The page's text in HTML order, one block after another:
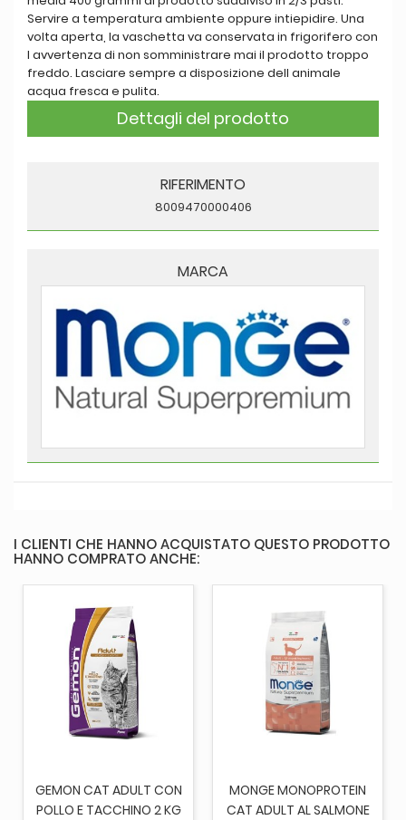
Servire a temperatura ambiente oppure intiepidire. Una
volta aperta, la vaschetta va conservata in frigorifero con
l avvertenza di non somministrare mai il prodotto troppo
freddo. Lasciare sempre a disposizione dell animale
acqua fresca e pulita.
Dettagli del prodotto
RIFERIMENTO
8009470000406
MARCA
I CLIENTI CHE HANNO ACQUISTATO QUESTO PRODOTTO
HANNO COMPRATO ANCHE:
GEMON CAT ADULT CON
POLLO E TACCHINO 2 KG
MONGE MONOPROTEIN
CAT ADULT AL SALMONE